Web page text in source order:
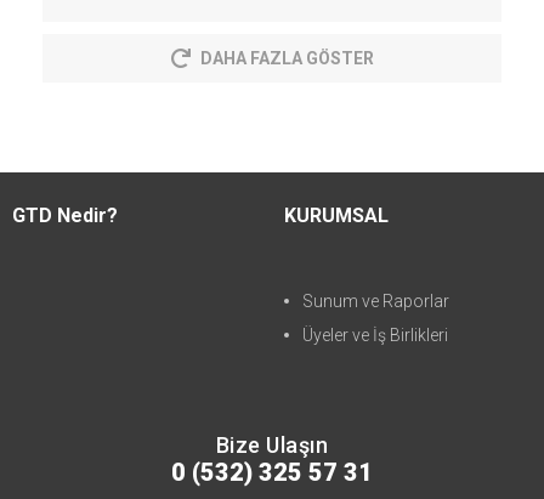
DAHA FAZLA GÖSTER
GTD Nedir? KURUMSAL
Sunum ve Raporlar
Üyeler ve İş Birlikleri
Bize Ulaşın
0 (532) 325 57 31